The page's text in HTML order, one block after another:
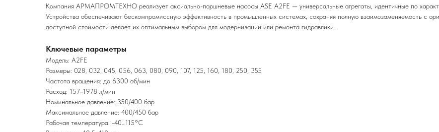
Компания АРМАПРОМТЕХНО реализует аксиально-поршневые насосы ASE A2FE — универсальные агрегаты, идентичные по
Устройства обеспечивают бескомпромиссную эффективность в промышленных системах, сохраняя полную взаимозаменяемость с
доступной стоимости делает их оптимальным выбором для модернизации или ремонта гидравлики.
Ключевые параметры
Модель: A2FE
Размеры: 028, 032, 045, 056, 063, 080, 090, 107, 125, 160, 180, 250, 355
Частота вращения: до 6300 об/мин
Расход: 157–1978 л/мин
Номинальное давление: 350/400 бар
Максимальное давление: 400/450 бар
Рабочая температура: -40…115°С